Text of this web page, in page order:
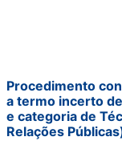
Procedimento
a termo incerto
e categoria de
Relações